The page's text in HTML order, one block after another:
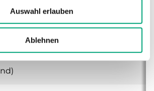
Auswahl erlauben
Ablehnen
IP65